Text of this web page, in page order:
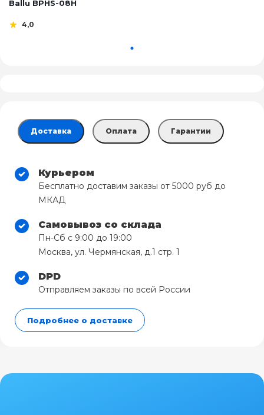
Ballu BPHS-08H
4,0
Доставка Оплата Гарантии
Курьером
Бесплатно доставим заказы от 5000 руб до
МКАД
Самовывоз со склада
Пн-Сб с 9:00 до 19:00
Москва, ул. Чермянская, д.1 стр. 1
DPD
Отправляем заказы по всей России
Подробнее о доставке